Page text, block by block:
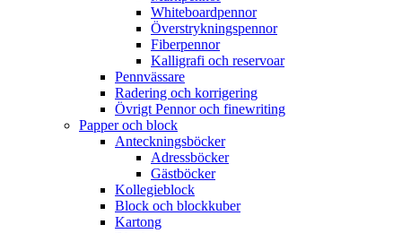
Whiteboardpennor
Överstrykningspennor
Fiberpennor
Kalligrafi och reservoar
Pennvässare
Radering och korrigering
Övrigt Pennor och finewriting
Papper och block
Anteckningsböcker
Adressböcker
Gästböcker
Kollegieblock
Block och blockkuber
Kartong